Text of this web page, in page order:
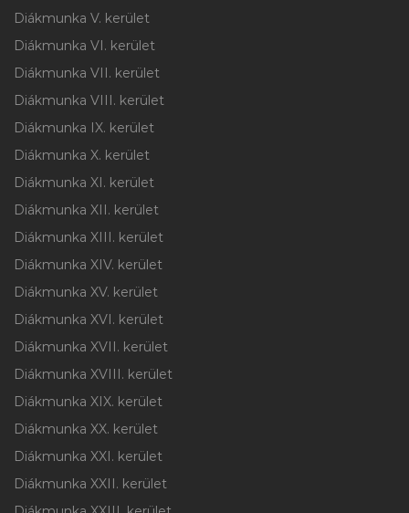
Diákmunka V. kerület
Diákmunka VI. kerület
Diákmunka VII. kerület
Diákmunka VIII. kerület
Diákmunka IX. kerület
Diákmunka X. kerület
Diákmunka XI. kerület
Diákmunka XII. kerület
Diákmunka XIII. kerület
Diákmunka XIV. kerület
Diákmunka XV. kerület
Diákmunka XVI. kerület
Diákmunka XVII. kerület
Diákmunka XVIII. kerület
Diákmunka XIX. kerület
Diákmunka XX. kerület
Diákmunka XXI. kerület
Diákmunka XXII. kerület